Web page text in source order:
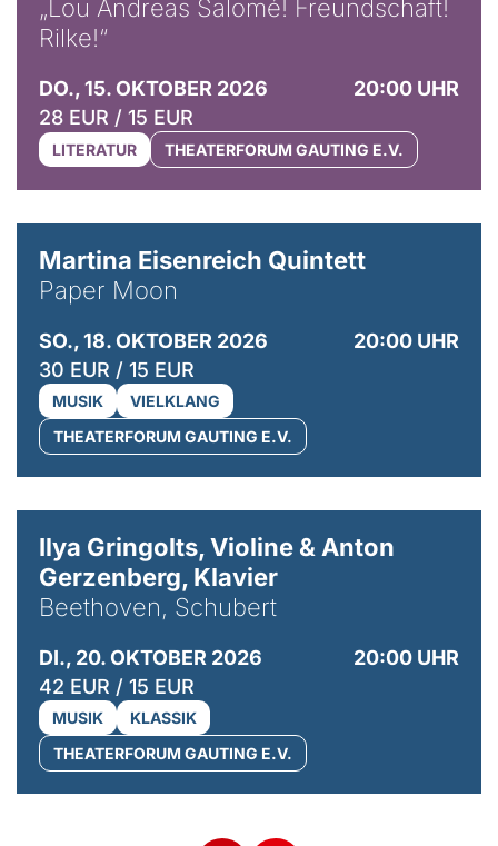
„Lou Andreas Salomé! Freundschaft!
Rilke!“
DO., 15. OKTOBER 2026
20:00 UHR
28 EUR / 15 EUR
LITERATUR THEATERFORUM GAUTING E.V.
Martina Eisenreich Quintett
Paper Moon
SO., 18. OKTOBER 2026
20:00 UHR
30 EUR / 15 EUR
MUSIK
VIELKLANG
THEATERFORUM GAUTING E.V.
Ilya Gringolts, Violine & Anton
Gerzenberg, Klavier
Beethoven, Schubert
DI., 20. OKTOBER 2026
20:00 UHR
42 EUR / 15 EUR
MUSIK
KLASSIK
THEATERFORUM GAUTING E.V.